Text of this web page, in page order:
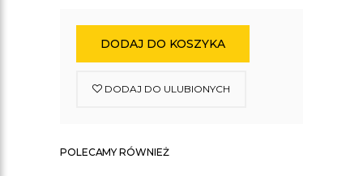
DODAJ DO KOSZYKA
DODAJ DO ULUBIONYCH
POLECAMY RÓWNIEŻ